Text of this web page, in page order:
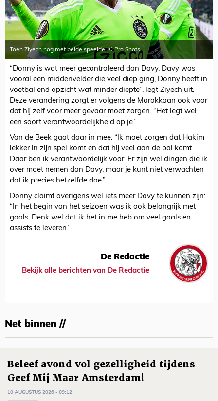
Toen Ziyech nog met beide speelde. © Pro Shots
“Donny is wat meer gecontroleerd dan Davy. Davy was
vooral een middenvelder die veel diep ging, Donny heeft in
voetballend opzicht wat minder diepte”, legt Ziyech uit.
Deze verandering zorgt er volgens de Marokkaan ook voor
dat hij zelf voor meer gevaar moet zorgen. “Het legt wel
een soort verantwoordelijkheid op je.”
Van de Beek gaat daar in mee: “Ik moet zorgen dat Hakim
lekker in zijn spel komt en dat hij veel aan de bal komt.
Daar ben ik verantwoordelijk voor. Er zijn wel dingen die ik
over moet nemen dan Davy, maar je kunt niet verwachten
dat ik precies hetzelfde doe.”
Donny claimt overigens wel iets meer Davy te kunnen zijn:
“In het begin van het seizoen was ik ook belangrijk met
goals. Denk wel dat ik het in me heb om veel goals en
assists te leveren.”
De Redactie
Bekijk alle berichten van De Redactie
Net binnen //
Beleef avond vol gezelligheid tijdens
Geef Mij Maar Amsterdam!
10 AUGUSTUS 2026 - 09:12